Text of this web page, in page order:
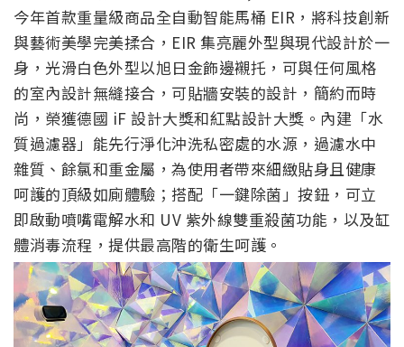
今年首款重量級商品全自動智能馬桶 EIR，將科技創新
與藝術美學完美揉合，EIR 集亮麗外型與現代設計於一
身，光滑白色外型以旭日金飾邊襯托，可與任何風格
的室內設計無縫接合，可貼牆安裝的設計，簡約而時
尚，榮獲德國 iF 設計大獎和紅點設計大獎。內建「水
質過濾器」能先行淨化沖洗私密處的水源，過濾水中
雜質、餘氯和重金屬，為使用者帶來細緻貼身且健康
呵護的頂級如廁體驗；搭配「一鍵除菌」按鈕，可立
即啟動噴嘴電解水和 UV 紫外線雙重殺菌功能，以及缸
體消毒流程，提供最高階的衛生呵護。